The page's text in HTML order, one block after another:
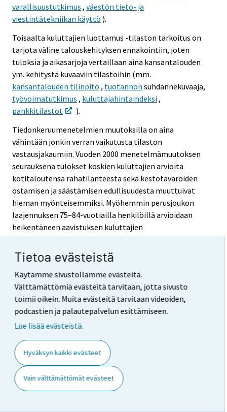
Tietoa evästeistä
Käytämme sivustollamme evästeitä.
Välttämättömiä evästeitä tarvitaan, jotta sivusto
toimii oikein. Muita evästeitä tarvitaan videoiden,
podcastien ja palautepalvelun esittämiseen.
Lue lisää evästeistä.
Hyväksyn kaikki evästeet
Vain välttämättömät evästeet
varallisuustutkimus , väestön tieto- ja
viestintätekniikan käyttö ).
Toisaalta kuluttajien luottamus -tilaston tarkoitus on
tarjota väline talouskehityksen ennakointiin, joten
tuloksia ja aikasarjoja vertaillaan aina kansantalouden
ym. kehitystä kuvaaviin tilastoihin (mm.
kansantalouden tilinpito , tuotannon suhdannekuvaaja,
työvoimatutkimus , kuluttajahintaindeksi,
pankkitilastot
).
Tiedonkeruumenetelmien muutoksilla on aina
vähintään jonkin verran vaikutusta tilaston
vastausjakaumiin. Vuoden 2000 menetelmämuutoksen
seurauksena tulokset koskien kuluttajien arvioita
kotitaloutensa rahatilanteesta sekä kestotavaroiden
ostamisen ja säästämisen edullisuudesta muuttuivat
hieman myönteisemmiksi. Myöhemmin perusjoukon
laajennuksen 75–84-vuotiailla henkilöillä arvioidaan
heikentäneen aavistuksen kuluttajien
luottamusindikaattorin arvoa tammikuusta 2012
alkaen.
Merkittävin muutos kuluttajien luottamus -tilaston
menetelmissä tapahtui toukokuussa 2019. Tällöin
siirryttiin ns. yhdistelmätiedonkeruuseen (itse
täytettävä verkkolomake ja puhelinhaastattelut) ja
paneeliasetelmaan. Lisäksi perusjoukkoa supistettiin
18–74-vuotiaisiin, painotusta uudistettiin, tietosisältöä
kevennettiin huomattavasti ja kaikista kysymyksistä
tehtiin henkilökohtaisia eli vain vastaajaa itseään
koskevia (aiemmin monet kysymykset olivat koko
kotitalouteen kohdistuvia). Näillä muutoksilla oli
odotetusti kysymyksestä riippuen vaihtelevan suuruista